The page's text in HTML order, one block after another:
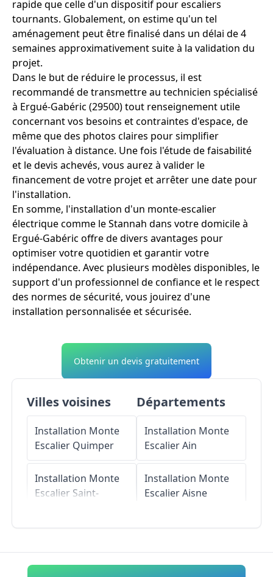
rapide que celle d'un dispositif pour escaliers
tournants. Globalement, on estime qu'un tel
aménagement peut être finalisé dans un délai de 4
semaines approximativement suite à la validation du
projet.
Dans le but de réduire le processus, il est
recommandé de transmettre au technicien spécialisé
à Ergué-Gabéric (29500) tout renseignement utile
concernant vos besoins et contraintes d'espace, de
même que des photos claires pour simplifier
l'évaluation à distance. Une fois l'étude de faisabilité
et le devis achevés, vous aurez à valider le
financement de votre projet et arrêter une date pour
l'installation.
En somme, l'installation d'un monte-escalier
électrique comme le Stannah dans votre domicile à
Ergué-Gabéric offre de divers avantages pour
optimiser votre quotidien et garantir votre
indépendance. Avec plusieurs modèles disponibles, le
support d'un professionnel de confiance et le respect
des normes de sécurité, vous jouirez d'une
installation personnalisée et sécurisée.
Obtenir un devis gratuitement
Villes voisines
Installation Monte
Escalier Quimper
Installation Monte
Escalier Saint-
EscalierLandudal
Départements
Installation Monte
EscalierAin
Installation Monte
EscalierAisne
Installation Monte